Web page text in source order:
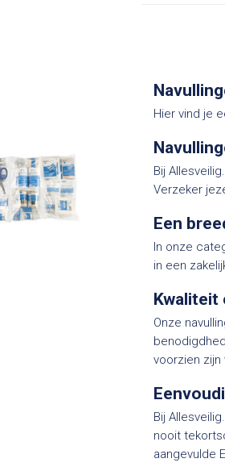
Hier vind je
Bij
Verzeker
Een
In onze
in een
Kwaliteit
Onze
voorzien
Bij
nooit
aangevulde